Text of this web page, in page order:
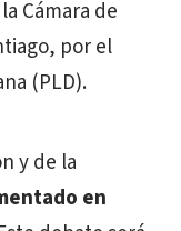
Cámara de
por el
(PLD).
y de la
en